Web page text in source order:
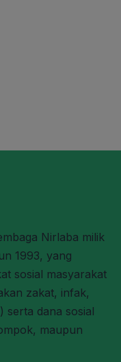
Nirlaba milik
1993, yang
sosial masyarakat
zakat, infak,
serta dana sosial
maupun